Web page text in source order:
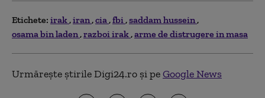
Etichete: irak iran cia fbi saddam hussein
osama bin laden razboi irak arme de distrugere in masa
Urmărește știrile Digi24.ro și peGoogle News